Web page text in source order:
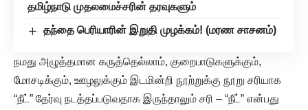
தமிழ்நாடு முதலமைச்சரின் தரவுகளும்
தந்தை பெரியாரின் இறுதி முழக்கம்! (மரண சாசனம்)
நமது அழுத்தமான கருத்தெல்லாம், குறைபாடுகளுக்கும்,
மோசடிக்கும், ஊழலுக்கும் இடமின்றி நூற்றுக்கு நூறு சரியாக
“நீட்” தேர்வு நடத்தப்படுவதாக இருந்தாலும் சரி – “நீட்” என்பது